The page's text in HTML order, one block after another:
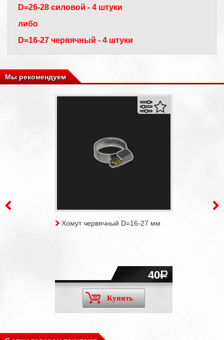
D=26-28 силовой - 4 штуки
либо
D=16-27 червячный - 4 штуки
Мы рекомендуем
Хомут червячный D=16-27 мм
40
Купить